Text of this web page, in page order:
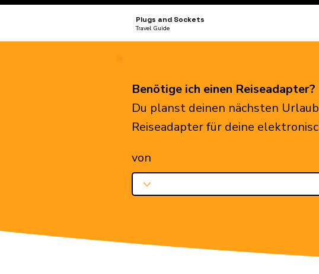
Plugs and Sockets
Travel Guide
Benötige ich einen Reiseadapter?
Du planst deinen nächsten
Reiseadapter für deine
von